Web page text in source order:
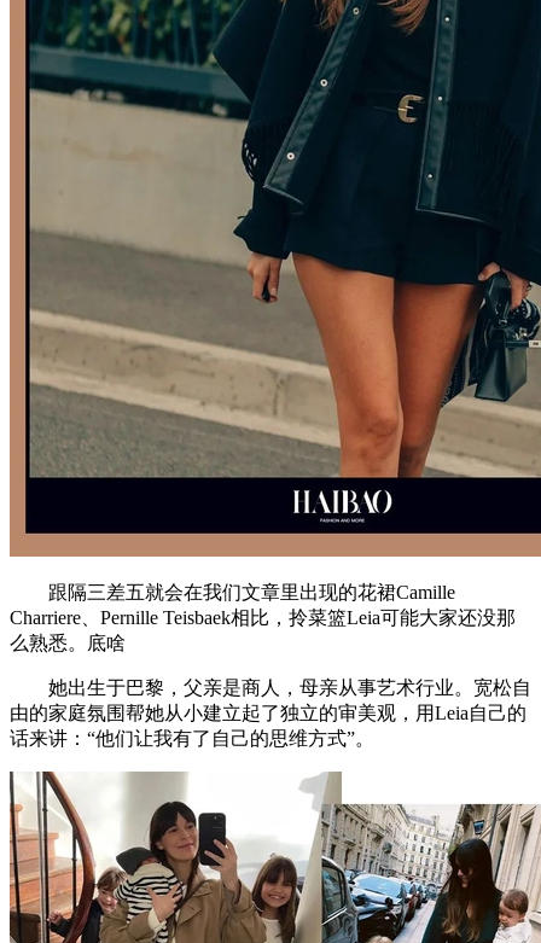
跟隔三差五就会在我们文章里出现的花裙Camille
Charriere、Pernille Teisbaek相比，拎菜篮Leia可能大家还没那
么熟悉。底啥
她出生于巴黎，父亲是商人，母亲从事艺术行业。宽松自
由的家庭氛围帮她从小建立起了独立的审美观，用Leia自己的
话来讲：“他们让我有了自己的思维方式”。